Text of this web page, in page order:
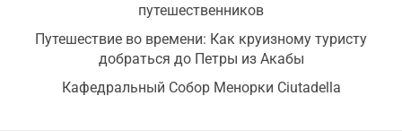
путешественников
Путешествие во времени: Как круизному туристу
добраться до Петры из Акабы
Кафедральный Собор Менорки Ciutadella